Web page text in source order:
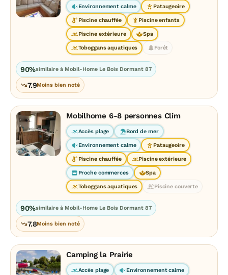
Environnement calme Pataugeoire
Piscine chauffée Piscine enfants
Piscine extérieure Spa
Toboggans aquatiques Forêt
90%similaire à Mobil-Home Le Bois Dormant 87
7.9Moins bien noté
Mobilhome 6-8 personnes Clim
Accès plage Bord de mer
Environnement calme Pataugeoire
Piscine chauffée Piscine extérieure
Proche commerces Spa
Toboggans aquatiques Piscine couverte
90%similaire à Mobil-Home Le Bois Dormant 87
7.8Moins bien noté
Camping la Prairie
Accès plage Environnement calme